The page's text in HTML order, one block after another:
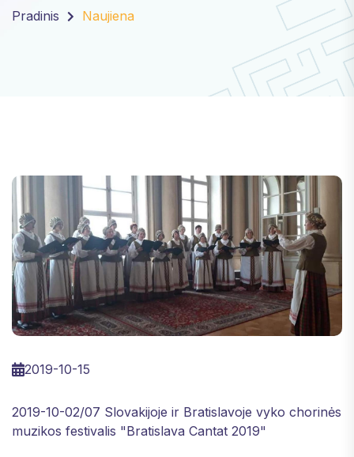
Pradinis Naujiena
2019-10-15
2019-10-02/07 Slovakijoje ir Bratislavoje vyko chorinės
muzikos festivalis "Bratislava Cantat 2019"